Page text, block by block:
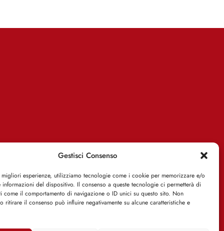
Gestisci Consenso
esperienze, utilizziamo tecnologie come i cookie per memorizzare e/o
informazioni del dispositivo. Il consenso a queste tecnologie ci permetterà di
come il comportamento di navigazione o ID unici su questo sito. Non
ritirare il consenso può influire negativamente su alcune caratteristiche e